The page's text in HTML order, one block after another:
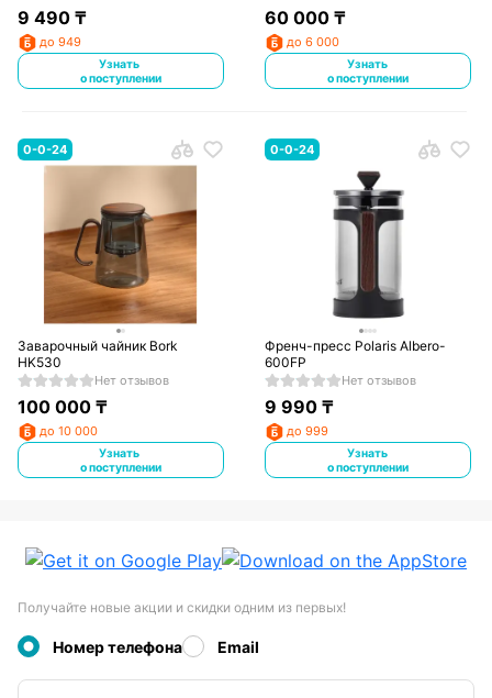
9 490₸
до 949
Узнать
о поступлении
60 000 ₸
до 6 000
Узнать
о поступлении
0-0-24
Заварочный чайник Bork
HK530
Нет отзывов
100 000₸
до 10 000
Узнать
о поступлении
0-0-24
Френч-пресс Polaris Albero-
600FP
Нет отзывов
9 990 ₸
до 999
Узнать
о поступлении
Получайте новые акции и скидки одним из первых!
Номер телефона Email